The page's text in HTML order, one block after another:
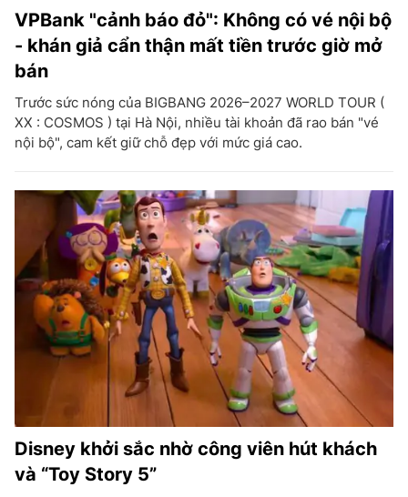
VPBank "cảnh báo đỏ": Không có vé nội bộ
- khán giả cẩn thận mất tiền trước giờ mở
bán
Trước sức nóng của BIGBANG 2026–2027 WORLD TOUR (
XX : COSMOS ) tại Hà Nội, nhiều tài khoản đã rao bán "vé
nội bộ", cam kết giữ chỗ đẹp với mức giá cao.
Disney khởi sắc nhờ công viên hút khách
và “Toy Story 5”